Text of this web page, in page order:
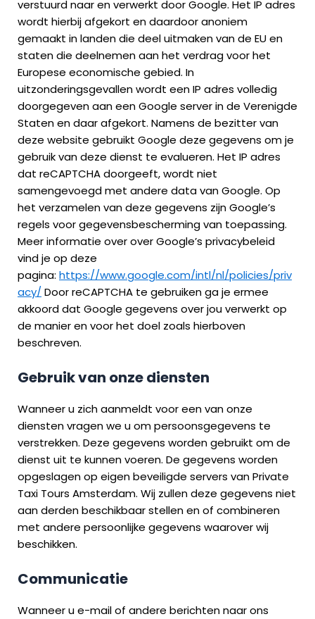
verstuurd naar en verwerkt door Google. Het IP adres
wordt hierbij afgekort en daardoor anoniem
gemaakt in landen die deel uitmaken van de EU en
staten die deelnemen aan het verdrag voor het
Europese economische gebied. In
uitzonderingsgevallen wordt een IP adres volledig
doorgegeven aan een Google server in de Verenigde
Staten en daar afgekort. Namens de bezitter van
deze website gebruikt Google deze gegevens om je
gebruik van deze dienst te evalueren. Het IP adres
dat reCAPTCHA doorgeeft, wordt niet
samengevoegd met andere data van Google. Op
het verzamelen van deze gegevens zijn Google’s
regels voor gegevensbescherming van toepassing.
Meer informatie over over Google’s privacybeleid
vind je op deze
pagina: https://www.google.com/intl/nl/policies/priv
acy/ Door reCAPTCHA te gebruiken ga je ermee
akkoord dat Google gegevens over jou verwerkt op
de manier en voor het doel zoals hierboven
beschreven.
Gebruik van onze diensten
Wanneer u zich aanmeldt voor een van onze
diensten vragen we u om persoonsgegevens te
verstrekken. Deze gegevens worden gebruikt om de
dienst uit te kunnen voeren. De gegevens worden
opgeslagen op eigen beveiligde servers van Private
Taxi Tours Amsterdam. Wij zullen deze gegevens niet
aan derden beschikbaar stellen en of combineren
met andere persoonlijke gegevens waarover wij
beschikken.
Communicatie
Wanneer u e-mail of andere berichten naar ons